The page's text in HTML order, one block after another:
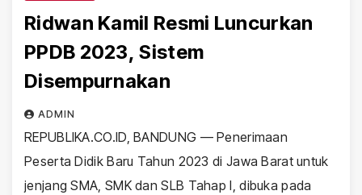
Ridwan Kamil Resmi Luncurkan
PPDB 2023, Sistem
Disempurnakan
ADMIN
REPUBLIKA.CO.ID, BANDUNG — Penerimaan
Peserta Didik Baru Tahun 2023 di Jawa Barat untuk
jenjang SMA, SMK dan SLB Tahap I, dibuka pada